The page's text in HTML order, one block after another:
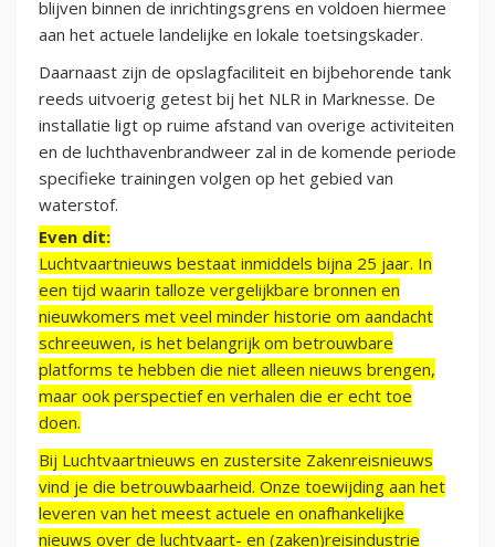
blijven binnen de inrichtingsgrens en voldoen hiermee
aan het actuele landelijke en lokale toetsingskader.
Daarnaast zijn de opslagfaciliteit en bijbehorende tank
reeds uitvoerig getest bij het NLR in Marknesse. De
installatie ligt op ruime afstand van overige activiteiten
en de luchthavenbrandweer zal in de komende periode
specifieke trainingen volgen op het gebied van
waterstof.
Even dit:
Luchtvaartnieuws bestaat inmiddels bijna 25 jaar. In
een tijd waarin talloze vergelijkbare bronnen en
nieuwkomers met veel minder historie om aandacht
schreeuwen, is het belangrijk om betrouwbare
platforms te hebben die niet alleen nieuws brengen,
maar ook perspectief en verhalen die er echt toe
doen.
Bij Luchtvaartnieuws en zustersite Zakenreisnieuws
vind je die betrouwbaarheid. Onze toewijding aan het
leveren van het meest actuele en onafhankelijke
nieuws over de luchtvaart- en (zaken)reisindustrie